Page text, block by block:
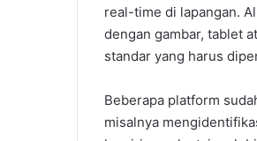
real-time di lapangan.
dengan gambar, tablet
standar yang harus
Beberapa platform
misalnya